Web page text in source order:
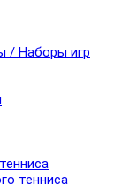
/ Наборы игр
тенниса